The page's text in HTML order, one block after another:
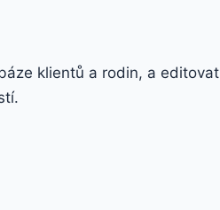
klientů a rodin, a editovat